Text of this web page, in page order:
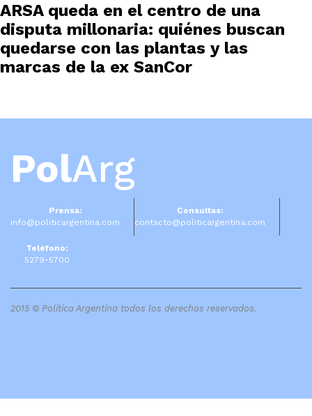
ARSA queda en el centro de una
disputa millonaria: quiénes buscan
quedarse con las plantas y las
marcas de la ex SanCor
PolArg
Prensa:
info@politicargentina.com
Consultas:
contacto@politicargentina.com
Teléfono:
5279-5700
2015 © Política Argentina todos los derechos reservados.